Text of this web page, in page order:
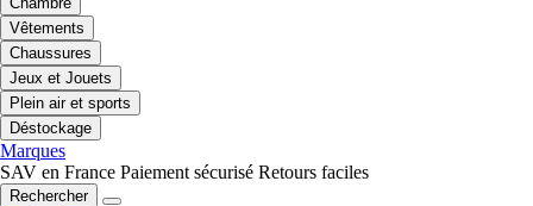
Vêtements
Chaussures
Jeux et Jouets
Plein air et sports
Déstockage
Marques
SAV en France Paiement sécurisé Retours faciles
Rechercher